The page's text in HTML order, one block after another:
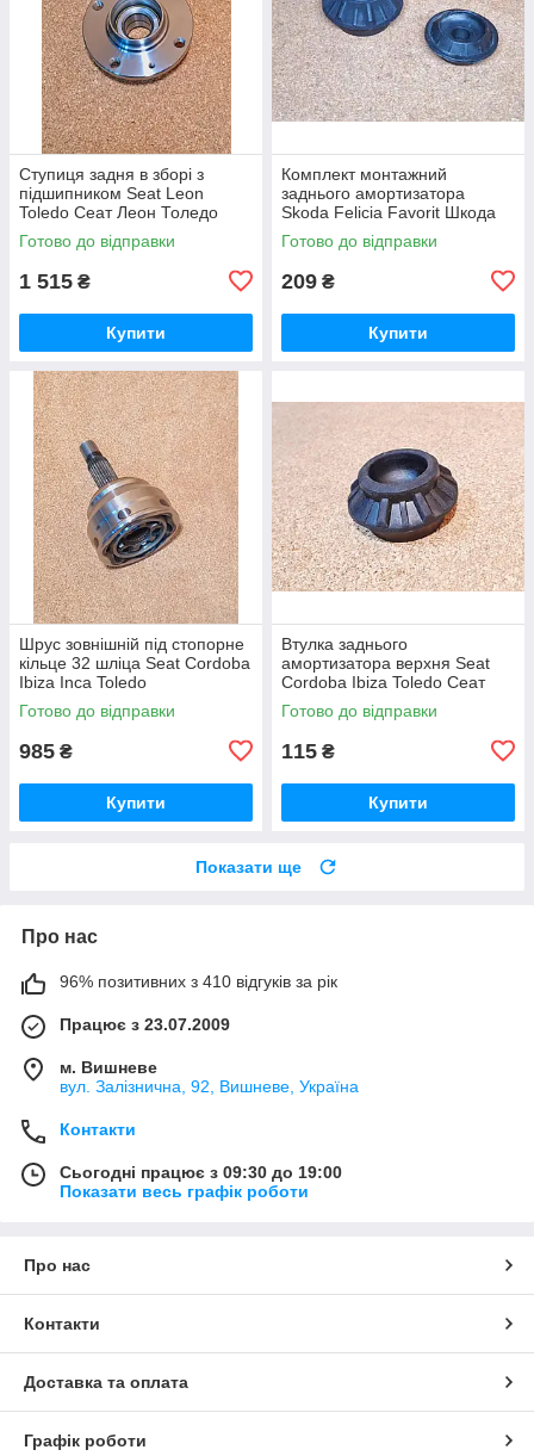
Ступиця задня в зборі з
підшипником Seat Leon
Toledo Сеат Леон Толедо
Готово до відправки
1 515 ₴
Купити
Комплект монтажний
заднього амортизатора
Skoda Felicia Favorit Шкода
Феліція Фелиция Фаворит
Seat Ibiza Cordoba
Готово до відправки
209 ₴
Купити
Шрус зовнішній під стопорне
кільце 32 шліца Seat Cordoba
Ibiza Inca Toledo
Сеат Кордоба Ібіца Ибица
Інса Инса Толедо
Готово до відправки
985 ₴
Купити
Втулка заднього
амортизатора верхня Seat
Cordoba Ibiza Toledo Сеат
Кордоба Ібіца Ибица Толедо
Готово до відправки
115 ₴
Купити
Показати ще
Про нас
96% позитивних з 410 відгуків за рік
Працює з 23.07.2009
м. Вишневе
вул. Залізнична, 92, Вишневе, Україна
Контакти
Сьогодні працює з 09:30 до 19:00
Показати весь графік роботи
Про нас
Контакти
Доставка та оплата
Графік роботи